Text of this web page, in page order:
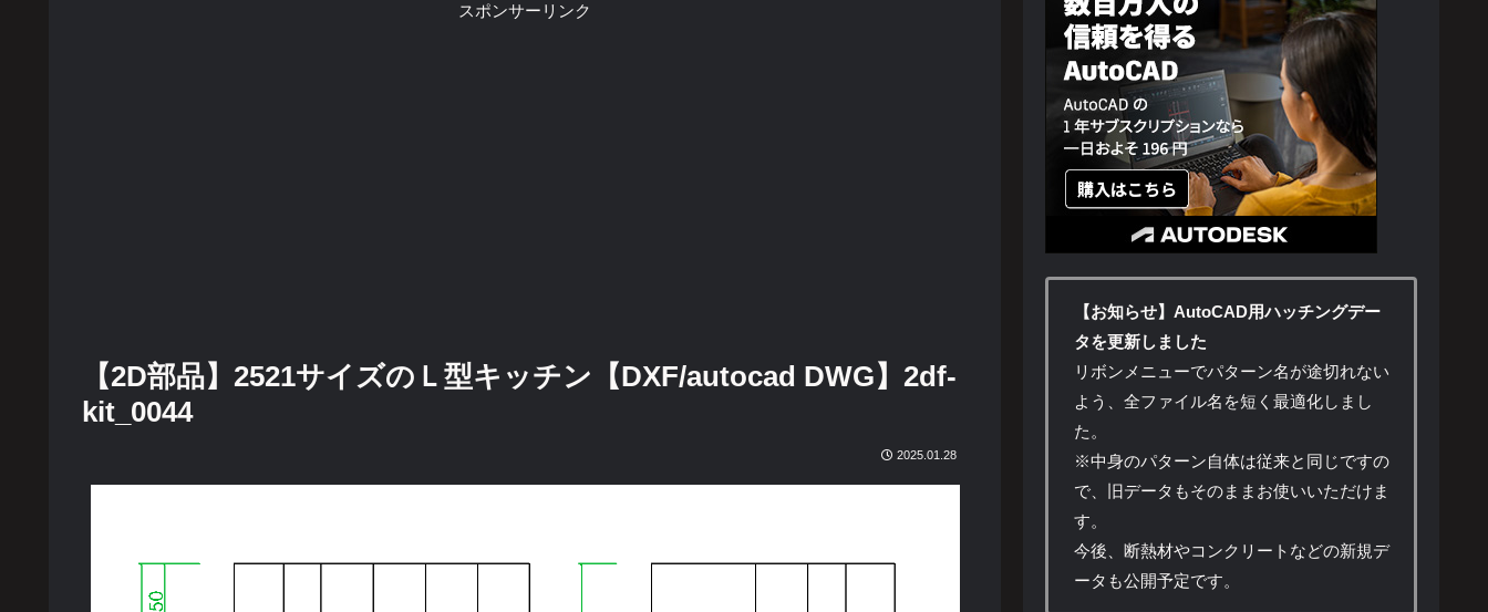
スポンサーリンク
【2D部品】2521サイズのＬ型キッチン【DXF/autocad DWG】2df-
kit_0044
2025.01.28
【お知らせ】AutoCAD用ハッチングデー
タを更新しました
リボンメニューでパターン名が途切れない
よう、全ファイル名を短く最適化しまし
た。
※中身のパターン自体は従来と同じですの
で、旧データもそのままお使いいただけま
す。
今後、断熱材やコンクリートなどの新規デ
ータも公開予定です。